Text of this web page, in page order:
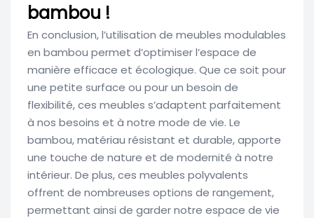
bambou !
En conclusion, l’utilisation de meubles modulables
en bambou permet d’optimiser l’espace de
manière efficace et écologique. Que ce soit pour
une petite surface ou pour un besoin de
flexibilité, ces meubles s’adaptent parfaitement
à nos besoins et à notre mode de vie. Le
bambou, matériau résistant et durable, apporte
une touche de nature et de modernité à notre
intérieur. De plus, ces meubles polyvalents
offrent de nombreuses options de rangement,
permettant ainsi de garder notre espace de vie